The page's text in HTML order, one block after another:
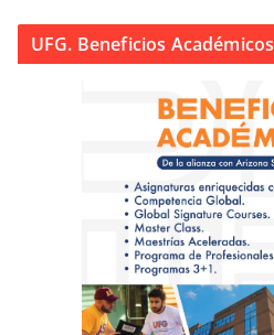
UFG. Beneficios Académicos